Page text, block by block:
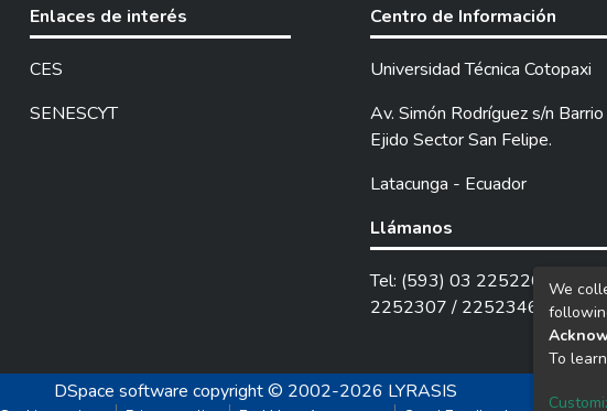
Enlaces de interés
CES
SENESCYT
Centro de Información
Universidad Técnica Cotopaxi
Av. Simón Rodríguez s/n
Ejido Sector San Felipe.
Latacunga - Ecuador
Llámanos
Tel: (593) 03 2252205 /
2252307 / 2252346.
DSpace software copyright © 2002-2026 LYRASIS
We
To